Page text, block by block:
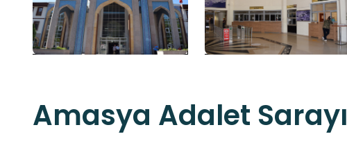
Amasya Adalet Sarayı